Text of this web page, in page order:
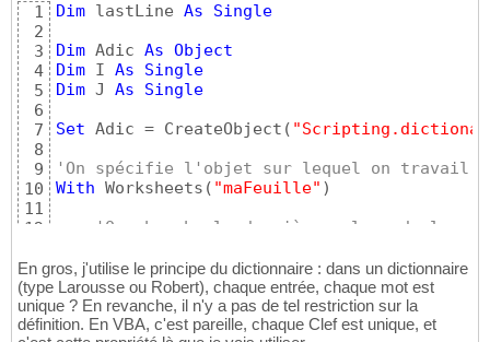
1
2
3
4
5
6
7
8
9
10
11
12
14
15
16
17
Dim lastLine As
Single
Dim Adic As Object
Dim I As
Single
Dim J As
Single
Set Adic = CreateObject (
'On spécifie l'objet sur lequel on travail
With Worksheets ( "maFeuille" )
'On cherche la dernière valeur de la
'On remplit le dictionnaire
For Each c In Range("A1", .Range( "A5"
En gros, j'utilise le principe du dictionnaire : dans un dictionnaire
(type Larousse ou Robert), chaque entrée, chaque mot est
unique ? En revanche, il n'y a pas de tel restriction sur la
définition. En VBA, c'est pareille, chaque Clef est unique, et